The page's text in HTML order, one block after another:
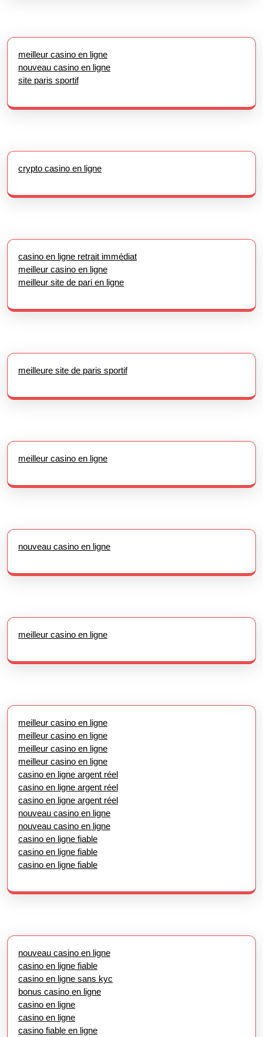
meilleur casino en ligne
nouveau casino en ligne
site paris sportif
crypto casino en ligne
casino en ligne retrait immédiat
meilleur casino en ligne
meilleur site de pari en ligne
meilleure site de paris sportif
meilleur casino en ligne
nouveau casino en ligne
meilleur casino en ligne
meilleur casino en ligne
meilleur casino en ligne
meilleur casino en ligne
meilleur casino en ligne
casino en ligne argent réel
casino en ligne argent réel
casino en ligne argent réel
nouveau casino en ligne
nouveau casino en ligne
casino en ligne fiable
casino en ligne fiable
casino en ligne fiable
nouveau casino en ligne
casino en ligne fiable
casino en ligne sans kyc
bonus casino en ligne
casino en ligne
casino en ligne
casino fiable en ligne